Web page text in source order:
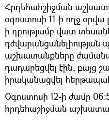
Հրդեհահշիջման
օգոստոսի 11-ի ողջ
ի դրությամբ վատ
աշխատանքները
դադարեցվել էին, բայց
իրականացվել
Օգոստոսի 12-ի ժամը
հրդեհաշիջման